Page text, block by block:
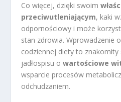
Co więcej, dzięki swoim
przeciwutleniającym, kaki
odpornościowy i może
stan zdrowia. Wprowadzenie
codziennej diety to znakomity
jadłospisu owartościowe
wsparcie procesów
odchudzaniem.